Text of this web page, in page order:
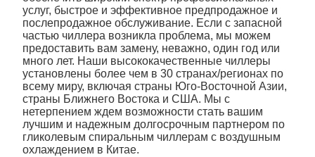
услуг, быстрое и эффективное предпродажное и
послепродажное обслуживание. Если с запасной
частью чиллера возникла проблема, мы можем
предоставить вам замену, неважно, один год или
много лет. Наши высококачественные чиллеры
установлены более чем в 30 странах/регионах по
всему миру, включая страны Юго-Восточной Азии,
страны Ближнего Востока и США. Мы с
нетерпением ждем возможности стать вашим
лучшим и надежным долгосрочным партнером по
гликолевым спиральным чиллерам с воздушным
охлаждением в Китае.